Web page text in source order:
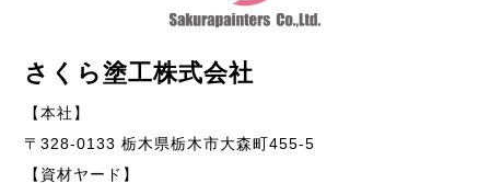
さくら塗工株式会社
【本社】
〒328-0133 栃木県栃木市大森町455-5
【資材ヤード】